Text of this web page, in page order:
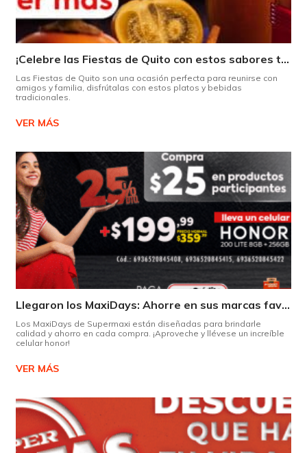
¡Celebre las Fiestas de Quito con estos sabores típicos!
Las Fiestas de Quito son una ocasión perfecta para reunirse con
amigos y familia, disfrútalas con estos platos y bebidas
tradicionales.
VER MÁS
Llegaron los MaxiDays: Ahorre en sus marcas favoritas
Los MaxiDays de Supermaxi están diseñadas para brindarle
calidad y ahorro en cada compra. ¡Aproveche y llévese un increíble
celular honor!
VER MÁS